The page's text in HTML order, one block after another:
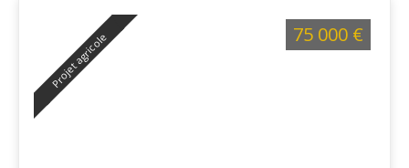
Projet agricole 75 000 €